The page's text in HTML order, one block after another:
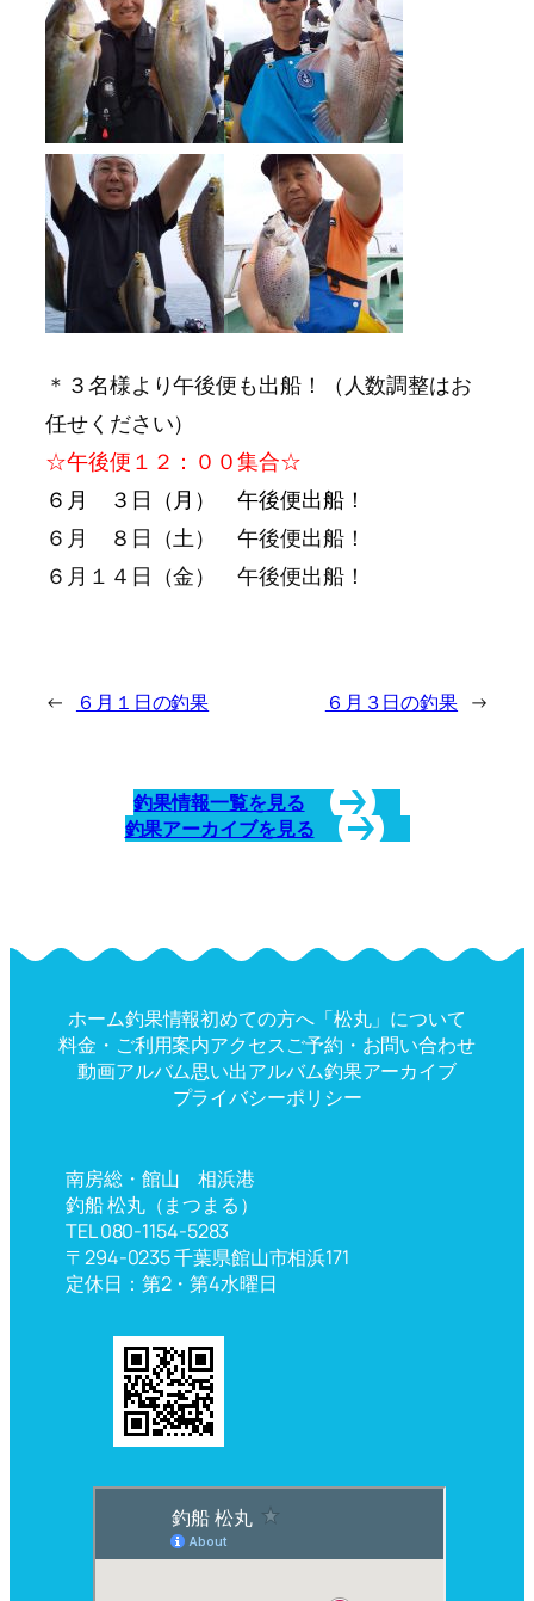
＊３名様より午後便も出船！（人数調整はお
任せください）
☆午後便１２：００集合☆
６月 ３日（月） 午後便出船！
６月 ８日（土） 午後便出船！
６月１４日（金） 午後便出船！
← ６月１日の釣果 ６月３日の釣果 →
釣果情報一覧を見る
釣果アーカイブを見る
ホーム釣果情報初めての方へ「松丸」について
料金・ご利用案内アクセスご予約・お問い合わせ
動画アルバム思い出アルバム釣果アーカイブ
プライバシーポリシー
南房総・館山 相浜港
釣船 松丸（まつまる）
TEL 080-1154-5283
〒294-0235 千葉県館山市相浜171
定休日：第2・第4水曜日